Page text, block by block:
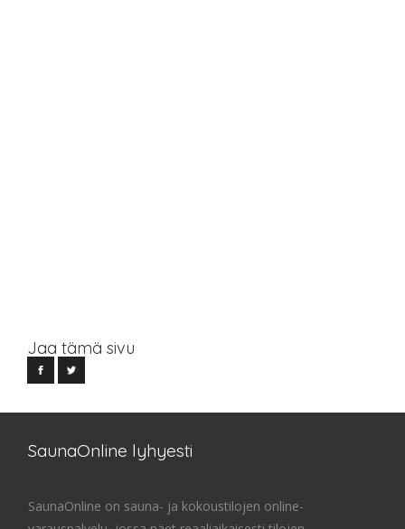
Jaa tämä sivu
SaunaOnline lyhyesti
SaunaOnline on sauna- ja kokoustilojen online-